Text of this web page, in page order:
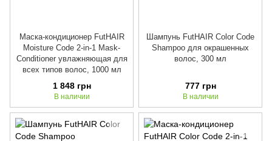
Маска-кондиционер FutHAIR
Moisture Code 2-in-1 Mask-
Conditioner увлажняющая для
всех типов волос, 1000 мл
1 848 грн
В наличии
Шампунь FutHAIR Color Code
Shampoo для окрашенных
волос, 300 мл
777 грн
В наличии